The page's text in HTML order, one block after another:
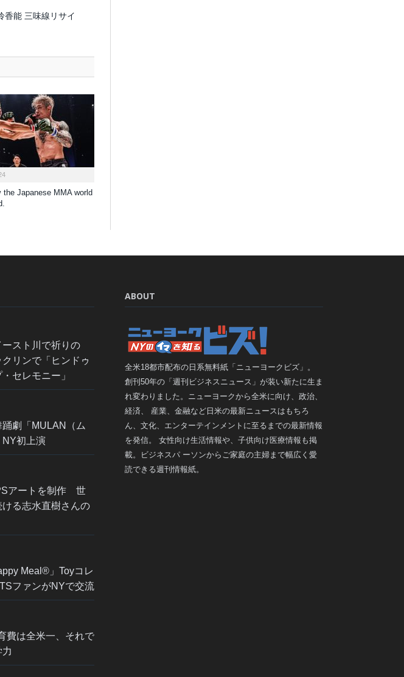
香能 三味線リサイ
the Japanese MMA world
ースト川で祈りの
リンで「ヒンドゥ
セレモニー」
踊劇「MULAN（ム
NY初上演
アートを制作 世
る志水直樹さんの
Meal®」Toyコレ
ファンがNYで交流
費は全米一、それで
力
ABOUT
全米18都市配布の日系無料紙「ニューヨークビズ」。
創刊50年の「週刊ビジネスニュース」が装い新たに生ま
れ変わりました。ニューヨークから全米に向け、政治、
経済、 産業、金融など日米の最新ニュースはもちろ
ん、文化、エンターテインメントに至るまでの最新情報
を発信。 女性向け生活情報や、子供向け医療情報も掲
載。ビジネスパ ーソンからご家庭の主婦まで幅広く愛
読できる週刊情報紙。